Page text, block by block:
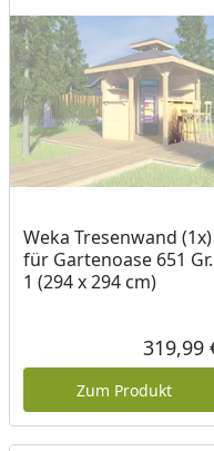
Weka Tresenwand (1x)
für Gartenoase 651 Gr.
1 (294 x 294 cm)
319,99
Zum Produkt